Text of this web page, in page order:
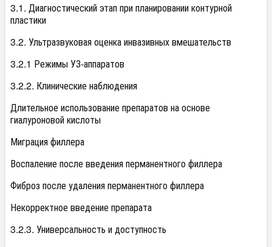
3.1. Диагностический этап при планировании контурной
пластики
3.2. Ультразвуковая оценка инвазивных вмешательств
3.2.1 Режимы УЗ-аппаратов
3.2.2. Клинические наблюдения
Длительное использование препаратов на основе
гиалуроновой кислоты
Миграция филлера
Воспаление после введения перманентного филлера
Фиброз после удаления перманентного филлера
Некорректное введение препарата
3.2.3. Универсальность и доступность